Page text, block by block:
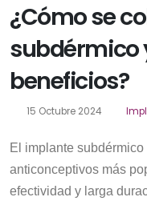
¿Cómo se
subdérmico
beneficios?
15 Octubre 2024
El implante
anticonceptivos más
efectividad y larga